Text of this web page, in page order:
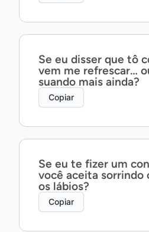
Se eu disser que tô
vem me refrescar…
suando mais ainda?
Copiar
Se eu te fizer um
você aceita sorrindo
os lábios?
Copiar